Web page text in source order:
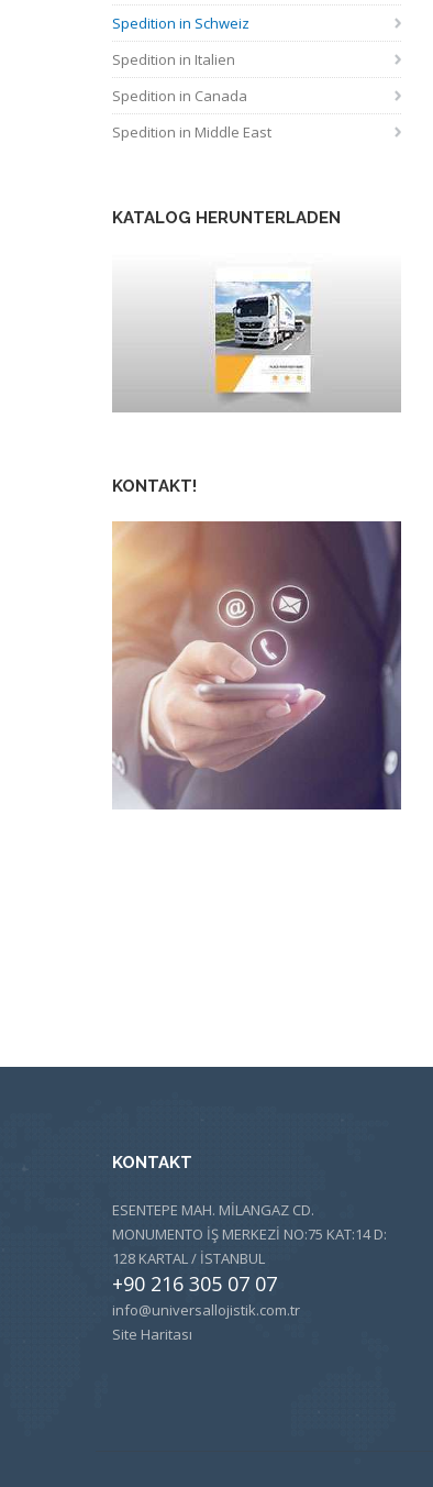
Spedition in Schweiz
Spedition in Italien
Spedition in Canada
Spedition in Middle East
KATALOG HERUNTERLADEN
KONTAKT!
KONTAKT
ESENTEPE MAH. MİLANGAZ CD.
MONUMENTO İŞ MERKEZİ NO:75 KAT:14 D:
128 KARTAL / İSTANBUL
+90 216 305 07 07
info@universallojistik.com.tr
Site Haritası